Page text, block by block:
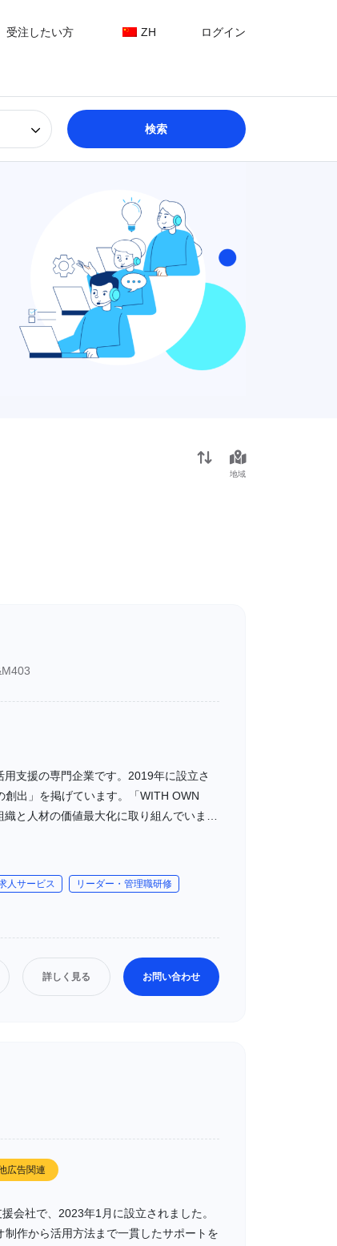
受注したい方 ZH ログイン
地域
支援の専門企業です。2019年に設立さ
出」を掲げています。「WITH OWN
と人材の価値最大化に取り組んでいま
人サービス
リーダー・管理職研修
詳しく見る お問い合わせ
広告関連
会社で、2023年1月に設立されました。
制作から活用方法まで一貫したサポートを